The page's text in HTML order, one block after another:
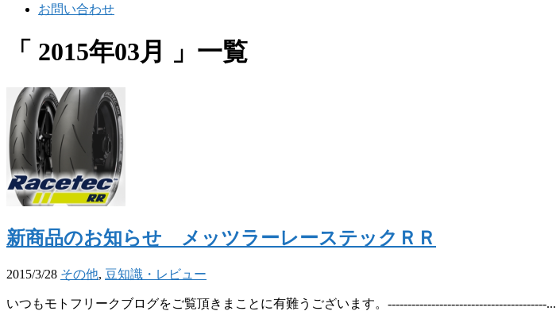
お問い合わせ
2015年03月 一覧
新商品のお知らせ メッツラーレーステックＲＲ
2015/3/28 その他, 豆知識・レビュー
いつもモトフリークブログをご覧頂きまことに有難うございます。----------------------------------------...